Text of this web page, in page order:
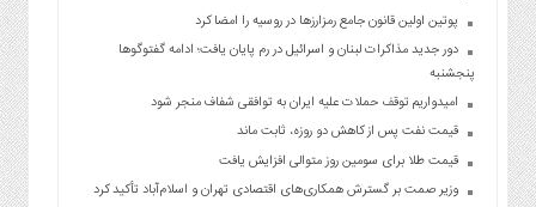
پوتین اولین قانون جامع رمزارزها در روسیه را امضا کرد
دور جدید مذاکرات لبنان و اسرائیل در رم پایان یافت؛ ادامه گفتوگوها
پنجشنبه
امیدواریم توقف حملات علیه ایران به توافقی شفاف منجر شود
قیمت نفت پس از کاهش دو روزه، ثابت ماند
قیمت طلا برای سومین روز متوالی افزایش یافت
وزیر صمت بر گسترش همکاری‌های اقتصادی تهران و اسلام‌آباد تأکید کرد